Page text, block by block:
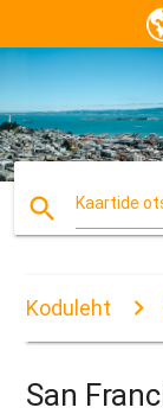
search Kaartide
Koduleht
San